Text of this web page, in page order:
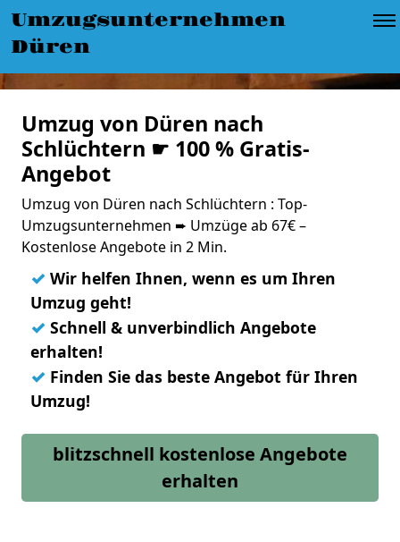
Umzugsunternehmen
Düren
Umzug von Düren nach
Schlüchtern ☛ 100 % Gratis-
Angebot
Umzug von Düren nach Schlüchtern : Top-
Umzugsunternehmen ➨ Umzüge ab 67€ –
Kostenlose Angebote in 2 Min.
✓ Wir helfen Ihnen, wenn es um Ihren
Umzug geht!
✓ Schnell & unverbindlich Angebote
erhalten!
✓ Finden Sie das beste Angebot für Ihren
Umzug!
blitzschnell kostenlose Angebote
erhalten